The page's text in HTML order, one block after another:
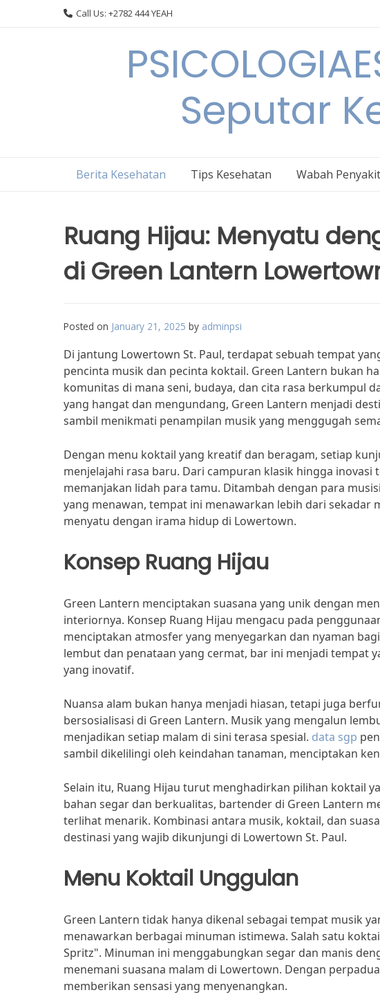
Call Us: +2782 444 YEAH
Seputar
Berita Kesehatan Tips Kesehatan Wabah Penyakit
Ruang Hijau: Menyatu
di Green Lantern
Posted on January 21, 2025 by adminpsi
Di jantung Lowertown St. Paul, terdapat sebuah tempat
pencinta musik dan pecinta koktail. Green Lantern bukan
komunitas di mana seni, budaya, dan cita rasa berkumpul
yang hangat dan mengundang, Green Lantern menjadi
sambil menikmati penampilan musik yang menggugah
Dengan menu koktail yang kreatif dan beragam, setiap
menjelajahi rasa baru. Dari campuran klasik hingga
memanjakan lidah para tamu. Ditambah dengan para
yang menawan, tempat ini menawarkan lebih dari sekadar
menyatu dengan irama hidup di Lowertown.
Konsep Ruang Hijau
Green Lantern menciptakan suasana yang unik dengan
interiornya. Konsep Ruang Hijau mengacu pada
menciptakan atmosfer yang menyegarkan dan nyaman
lembut dan penataan yang cermat, bar ini menjadi tempat
yang inovatif.
Nuansa alam bukan hanya menjadi hiasan, tetapi juga
bersosialisasi di Green Lantern. Musik yang mengalun
menjadikan setiap malam di sini terasa spesial. data sgp
sambil dikelilingi oleh keindahan tanaman, menciptakan
Selain itu, Ruang Hijau turut menghadirkan pilihan koktail
bahan segar dan berkualitas, bartender di Green Lantern
terlihat menarik. Kombinasi antara musik, koktail, dan
destinasi yang wajib dikunjungi di Lowertown St. Paul.
Menu Koktail Unggulan
Green Lantern tidak hanya dikenal sebagai tempat musik
menawarkan berbagai minuman istimewa. Salah satu
Spritz". Minuman ini menggabungkan segar dan manis
menemani suasana malam di Lowertown. Dengan
memberikan sensasi yang menyenangkan.